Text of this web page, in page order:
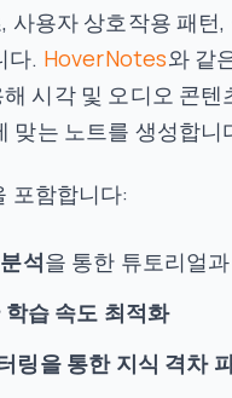
사용자 상호작용 패턴
다. HoverNotes와 같
시각 및 오디오 콘
맞는 노트를 생성합니
포함합니다:
석을 통한 튜토리얼
습 속도 최적화
링을 통한 지식 격차